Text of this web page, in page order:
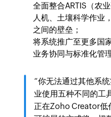
全面整合ARTIS（农
人机、土壤科学作业
之间的壁垒；
将系统推广至更多国
业务协同与标准化管理
“你无法通过其他系
业使用五种不同的工
正在Zoho Creator低